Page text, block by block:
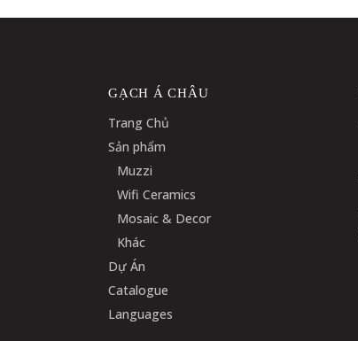
GẠCH Á CHÂU
Trang Chủ
Sản phẩm
Muzzi
Wifi Ceramics
Mosaic & Decor
Khác
Dự Án
Catalogue
Languages